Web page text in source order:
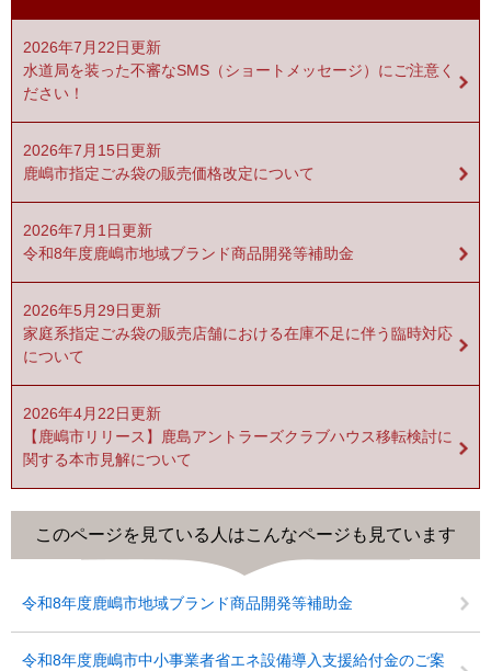
2026年7月22日更新
水道局を装った不審なSMS（ショートメッセージ）にご注意く
ださい！
2026年7月15日更新
鹿嶋市指定ごみ袋の販売価格改定について
2026年7月1日更新
令和8年度鹿嶋市地域ブランド商品開発等補助金
2026年5月29日更新
家庭系指定ごみ袋の販売店舗における在庫不足に伴う臨時対応
について
2026年4月22日更新
【鹿嶋市リリース】鹿島アントラーズクラブハウス移転検討に
関する本市見解について
このページを見ている人はこんなページも見ています
令和8年度鹿嶋市地域ブランド商品開発等補助金
令和8年度鹿嶋市中小事業者省エネ設備導入支援給付金のご案